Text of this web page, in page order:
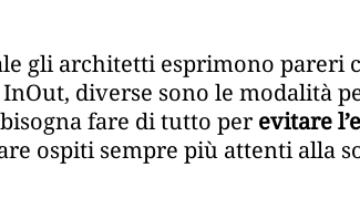
gli architetti esprimono pareri
diverse sono le modalità
fare di tutto per evitare
ospiti sempre più attenti alla